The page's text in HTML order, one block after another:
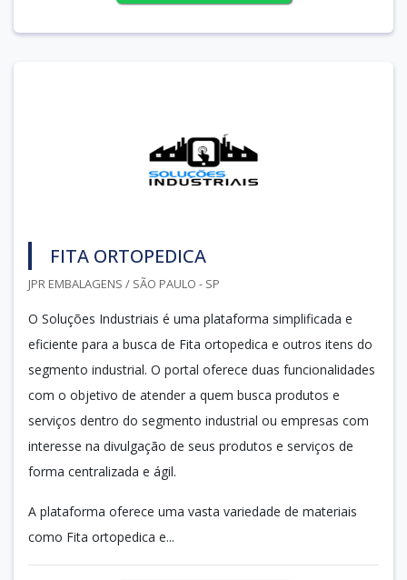
FITA ORTOPEDICA
JPR EMBALAGENS / SÃO PAULO - SP
O Soluções Industriais é uma plataforma simplificada e
eficiente para a busca de Fita ortopedica e outros itens do
segmento industrial. O portal oferece duas funcionalidades
com o objetivo de atender a quem busca produtos e
serviços dentro do segmento industrial ou empresas com
interesse na divulgação de seus produtos e serviços de
forma centralizada e ágil.
A plataforma oferece uma vasta variedade de materiais
como Fita ortopedica e...